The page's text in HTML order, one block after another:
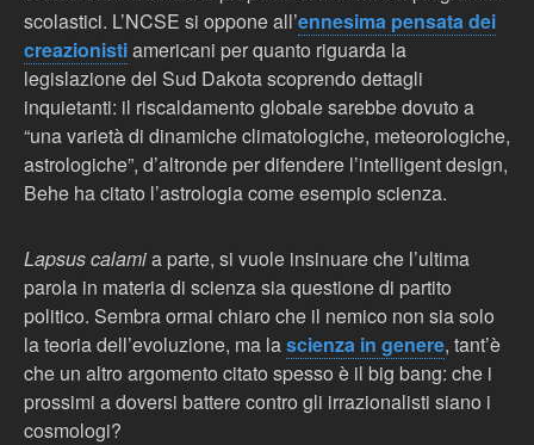
scolastici. L’NCSE si oppone all’ennesima pensata dei
creazionistiamericani per quanto riguarda la
legislazione del Sud Dakota scoprendo dettagli
inquietanti: il riscaldamento globale sarebbe dovuto a
“una varietà di dinamiche climatologiche, meteorologiche,
astrologiche”, d’altronde per difendere l’intelligent design,
Behe ha citato l’astrologia come esempio scienza.
Lapsus calamia parte, si vuole insinuare che l’ultima
parola in materia di scienza sia questione di partito
politico. Sembra ormai chiaro che il nemico non sia solo
la teoria dell’evoluzione, ma lascienza in genere, tant’è
che un altro argomento citato spesso è il big bang: che i
prossimi a doversi battere contro gli irrazionalisti siano i
cosmologi?